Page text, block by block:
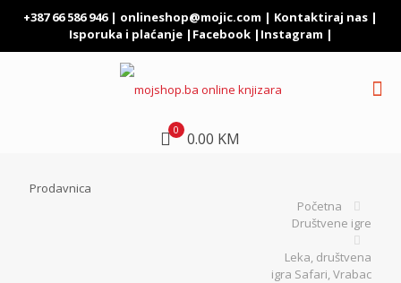
+387 66 586 946 | onlineshop@mojic.com | Kontaktiraj nas |
Isporuka i plaćanje| Facebook| Instagram |
0 0.00 KM
Prodavnica
Početna
Društvene igre
Leka, društvena
igra Safari, Vrabac